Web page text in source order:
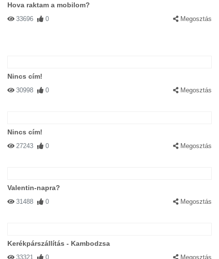
Hova raktam a mobilom?
33696 0 Megosztás
Nincs cím!
30998 0 Megosztás
Nincs cím!
27243 0 Megosztás
Valentin-napra?
31488 0 Megosztás
Kerékpárszállítás - Kambodzsa
33321 0 Megosztás